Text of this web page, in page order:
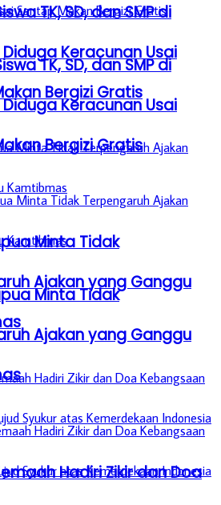
TK, SD, dan SMP di
Keracunan Usai
Bergizi Gratis
Minta Tidak
Ajakan yang Ganggu
Hadiri Zikir dan Doa
TK, SD, dan SMP di
Keracunan Usai
Bergizi Gratis
Minta Tidak
Ajakan yang Ganggu